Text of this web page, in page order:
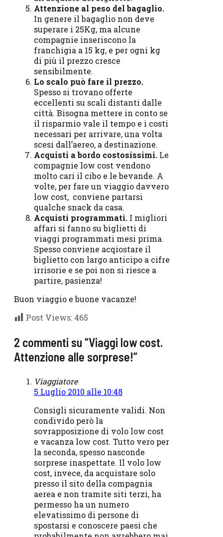
Attenzione al peso del bagaglio.
In genere il bagaglio non deve
superare i 25Kg, ma alcune
compagnie inseriscono la
franchigia a 15 kg, e per ogni kg
di più il prezzo cresce
sensibilmente.
Lo scalo può fare il prezzo.
Spesso si trovano offerte
eccellenti su scali distanti dalle
città. Bisogna mettere in conto se
il risparmio vale il tempo e i costi
necessari per arrivare, una volta
scesi dall’aereo, a destinazione.
Acquisti a bordo costosissimi. Le
compagnie low cost vendono
molto cari il cibo e le bevande. A
volte, per fare un viaggio davvero
low cost, conviene partarsi
qualche snack da casa.
Acquisti programmati. I migliori
affari si fanno su biglietti di
viaggi programmati mesi prima.
Spesso conviene acqiostare il
biglietto con largo anticipo a cifre
irrisorie e se poi non si riesce a
partire, pasienza!
Buon viaggio e buone vacanze!
Post Views: 465
2 commenti su “Viaggi low cost.
Attenzione alle sorprese!”
Viaggiatore
5 Luglio 2010 alle 10:48
Consigli sicuramente validi. Non
condivido però la
sovrapposizione di volo low cost
e vacanza low cost. Tutto vero per
la seconda, spesso nasconde
sorprese inaspettate. Il volo low
cost, invece, da acquistare solo
presso il sito della compagnia
aerea e non tramite siti terzi, ha
permesso ha un numero
elevatissimo di persone di
spostarsi e conoscere paesi che